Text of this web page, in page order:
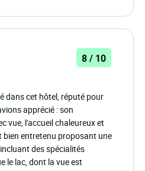
8 / 10
dans cet hôtel, réputé pour
apprécié : son
vue, l'accueil chaleureux et
entretenu proposant une
des spécialités
le lac, dont la vue est